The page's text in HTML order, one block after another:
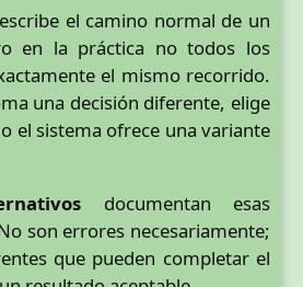
el camino normal de un
en la práctica no todos los
el mismo recorrido.
una decisión diferente, elige
el sistema ofrece una variante
documentan esas
son errores necesariamente;
que pueden completar el